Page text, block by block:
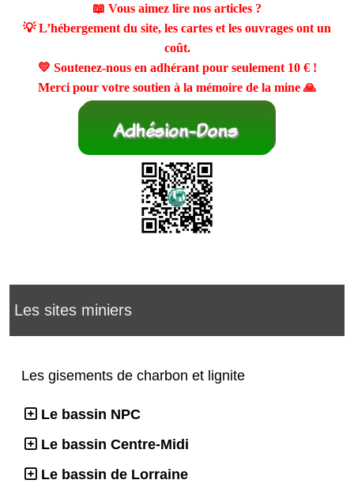
📖 Vous aimez lire nos articles ?
💡 L’hébergement du site, les cartes et les ouvrages ont un
coût.
💛 Soutenez-nous en adhérant pour seulement 10 €!
Merci pour votre soutien à la mémoire de la mine 🙏
Les sites miniers
Les gisements de charbon et lignite
Le bassin NPC
Le bassin Centre-Midi
Le bassin de Lorraine